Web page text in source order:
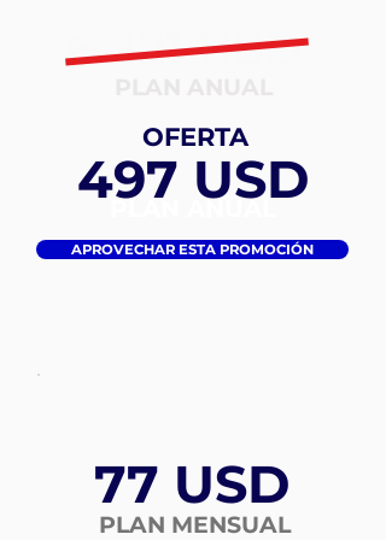
6.321 USD
OFERTA
497 USD
PLAN ANUAL
APROVECHAR ESTA PROMOCIÓN
77 USD
PLAN MENSUAL